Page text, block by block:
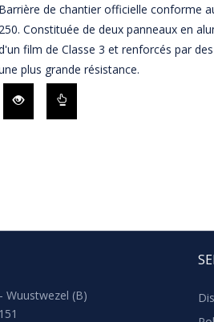
Barrière de chantier officielle conforme
250. Constituée de deux panneaux en
film de Classe 3 et renforcés par
plus grande résistance.
Wuustwezel (B)